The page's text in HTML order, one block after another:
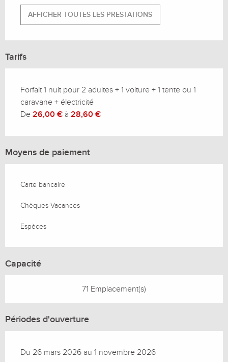
AFFICHER TOUTES LES PRESTATIONS
Tarifs
Forfait 1 nuit pour 2 adultes + 1 voiture + 1 tente ou 1
caravane + électricité
De 26,00 € à 28,60 €
Moyens de paiement
Carte bancaire
Chèques Vacances
Espèces
Capacité
71 Emplacement(s)
Périodes d'ouverture
Du 26 mars 2026 au 1 novembre 2026